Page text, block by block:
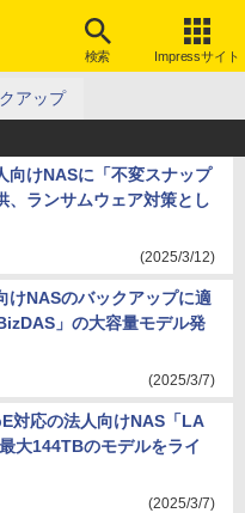
検索 Impressサイト
アップ
向けNASに「不変スナップ
、ランサムウェア対策とし
(2025/3/12)
けNASのバックアップに適
」の大容量モデル発
(2025/3/7)
対応の法人向けNAS「LA
大144TBのモデルをライ
(2025/3/7)